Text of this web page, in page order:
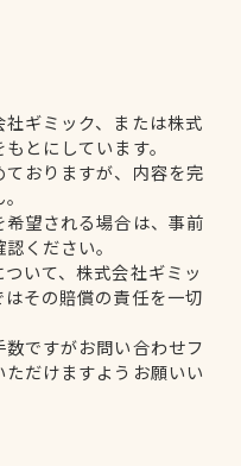
ギミック、または株式
とにしています。
おりますが、内容を完
望される場合は、事前
ください。
いて、株式会社ギミッ
その賠償の責任を一切
ですがお問い合わせフ
だけますようお願いい